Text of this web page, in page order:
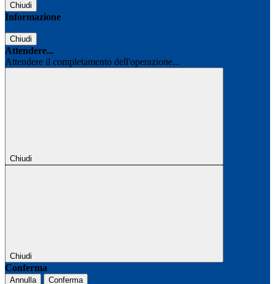
Chiudi
Informazione
Chiudi
Attendere...
Attendere il completamento dell'operazione...
Chiudi
Chiudi
Conferma
Annulla Conferma